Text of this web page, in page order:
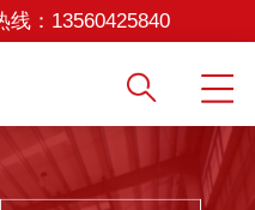
： 13560425840